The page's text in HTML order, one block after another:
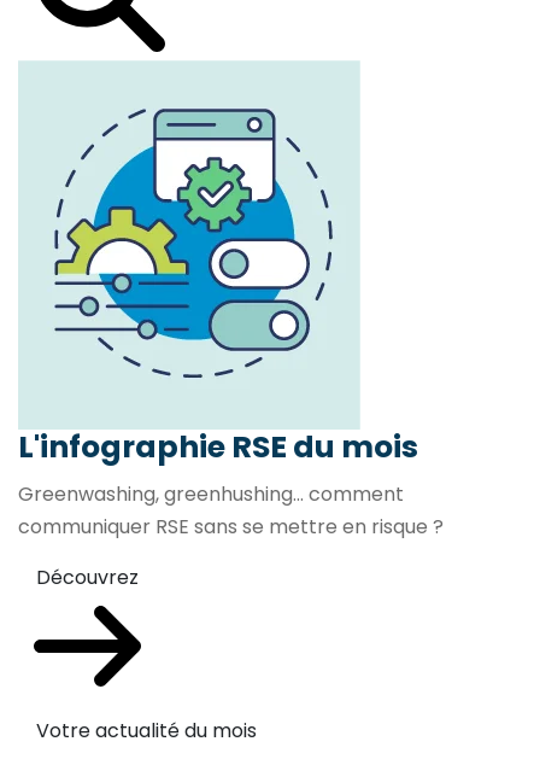
L'infographie RSE du mois
Greenwashing, greenhushing… comment
communiquer RSE sans se mettre en risque ?
Découvrez
Votre actualité du mois